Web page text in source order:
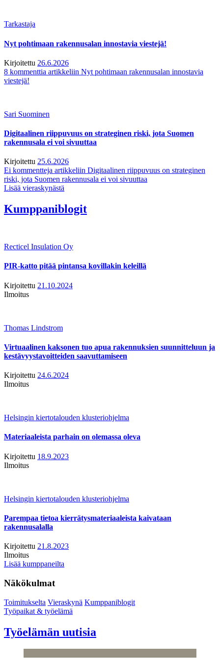
Tarkastaja
Nyt pohtimaan rakennusalan innostavia viestejä!
Kirjoitettu 26.6.2026
8 kommenttia artikkeliin Nyt pohtimaan rakennusalan innostavia
viestejä!
Sari Suominen
Digitaalinen riippuvuus on strateginen riski, jota Suomen
rakennusala ei voi sivuuttaa
Kirjoitettu 25.6.2026
Ei kommentteja artikkeliin Digitaalinen riippuvuus on strateginen
riski, jota Suomen rakennusala ei voi sivuuttaa
Lisää vieraskynästä
Kumppaniblogit
Recticel Insulation Oy
PIR-katto pitää pintansa kovillakin keleillä
Kirjoitettu 21.10.2024
Ilmoitus
Thomas Lindstrom
Virtuaalinen kaksonen tuo apua rakennuksien suunnitteluun ja
kestävyystavoitteiden saavuttamiseen
Kirjoitettu 24.6.2024
Ilmoitus
Helsingin kiertotalouden klusteriohjelma
Materiaaleista parhain on olemassa oleva
Kirjoitettu 18.9.2023
Ilmoitus
Helsingin kiertotalouden klusteriohjelma
Parempaa tietoa kierrätysmateriaaleista kaivataan
rakennusalalla
Kirjoitettu 21.8.2023
Ilmoitus
Lisää kumppaneilta
Näkökulmat
Toimitukselta Vieraskynä Kumppaniblogit
Työpaikat & työelämä
Työelämän uutisia